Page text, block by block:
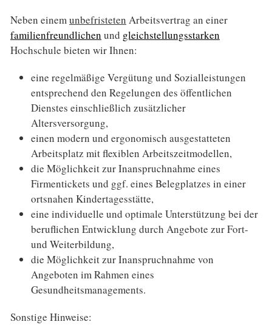
Neben einemunbefristeten Arbeitsvertrag an einer
familienfreundlichen und gleichstellungsstarken
Hochschule bieten wir Ihnen:
eine regelmäßige Vergütung und Sozialleistungen
entsprechend den Regelungen des öffentlichen
Dienstes einschließlich zusätzlicher
Altersversorgung,
einen modern und ergonomisch ausgestatteten
Arbeitsplatz mit flexiblen Arbeitszeitmodellen,
die Möglichkeit zur Inanspruchnahme eines
Firmentickets und ggf. eines Belegplatzes in einer
ortsnahen Kindertagesstätte,
eine individuelle und optimale Unterstützung bei der
beruflichen Entwicklung durch Angebote zur Fort-
und Weiterbildung,
die Möglichkeit zur Inanspruchnahme von
Angeboten im Rahmen eines
Gesundheitsmanagements.
Sonstige Hinweise: